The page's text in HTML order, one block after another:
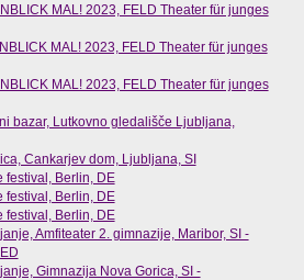
MAL! 2023, FELD Theater für junges
MAL! 2023, FELD Theater für junges
MAL! 2023, FELD Theater für junges
bazar, Lutkovno gledališče Ljubljana,
Cankarjev dom, Ljubljana, SI
festival, Berlin, DE
festival, Berlin, DE
festival, Berlin, DE
Amfiteater 2. gimnazije, Maribor, SI -
Gimnazija Nova Gorica, SI -